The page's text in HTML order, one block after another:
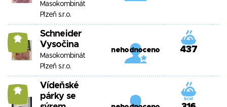
Masokombinát
Plzeň s.r.o.
13
Schneider
Vysočina
Masokombinát
Plzeň s.r.o.
nehodnoceno 437
13
Vídeňské
párky se